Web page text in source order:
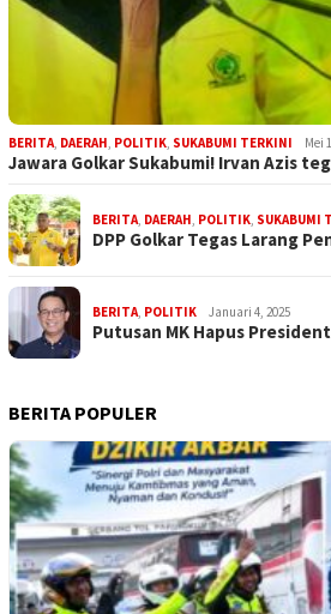
BERITA DAERAH POLITIK SUKABUMI TERKINI Mei
Jawara Golkar Sukabumi! Irvan Azis
BERITA DAERAH POLITIK SUKABUMI
DPP Golkar Tegas Larang
BERITA POLITIK Januari 4, 2025
Putusan MK Hapus
BERITA POPULER